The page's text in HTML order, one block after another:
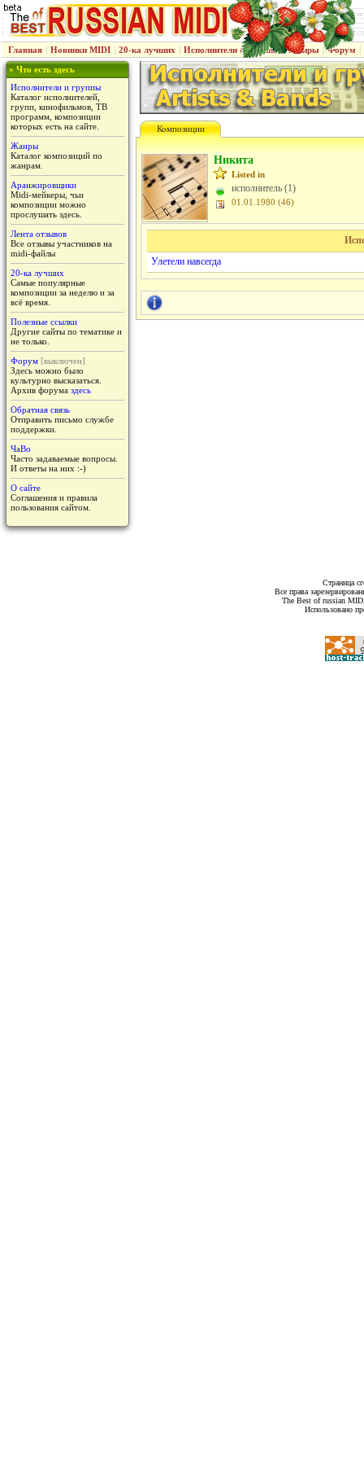
Главная | Новинки MIDI | 20-ка лучших | Исполнители & группы | Жанры | Форум |
» Что есть здесь
Исполнители и группы
Каталог исполнителей,
групп, кинофильмов, ТВ
программ, композиции
которых есть на сайте.
Жанры
Каталог композиций по
жанрам.
Аранжировщики
Midi-мейкеры, чьи
композиции можно
прослушать здесь.
Лента отзывов
Все отзывы участников на
midi-файлы
20-ка лучших
Самые популярные
композиции за неделю и за
всё время.
Полезные ссылки
Другие сайты по тематике и
не только.
Форум [выключен]
Здесь можно было
культурно высказаться.
Архив форума здесь
Обратная связь
Отправить письмо службе
поддержки.
ЧаВо
Часто задаваемые вопросы.
И ответы на них :-)
О сайте
Соглашения и правила
пользования сайтом.
Композиции
Никита
Listed in
исполнитель (1)
01.01.1980 (46)
Улетели навсегда
Страница
Все права
The Best of russian
Использовано